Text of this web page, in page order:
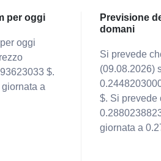
per oggi
oggi
$.
a
Previsione
domani
Si prevede
(09.08.2026)
$. Si prevede
giornata a